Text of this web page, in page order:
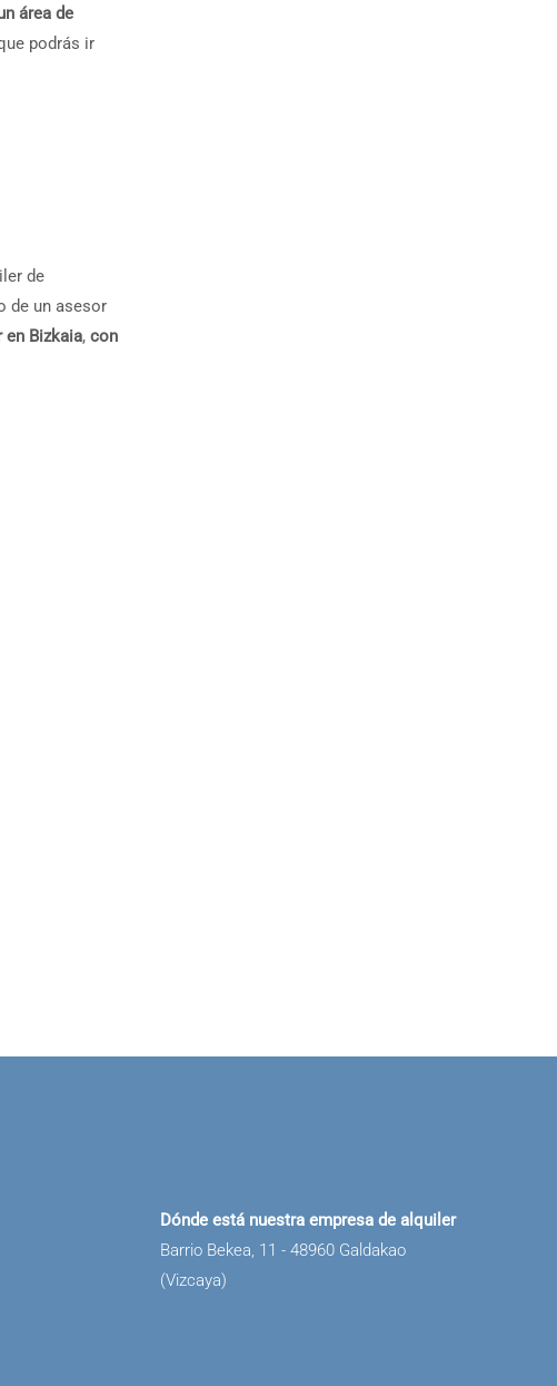
área de
podrás ir
de
de un asesor
en Bizkaia, con
Dónde está nuestra empresa de alquiler
Barrio Bekea, 11 - 48960 Galdakao
(Vizcaya)